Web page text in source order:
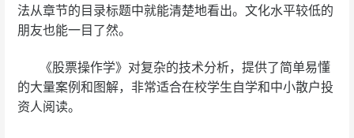
法从章节的目录标题中就能清楚地看出。文化水平较低的
朋友也能一目了然。
《股票操作学》对复杂的技术分析，提供了简单易懂
的大量案例和图解，非常适合在校学生自学和中小散户投
资人阅读。